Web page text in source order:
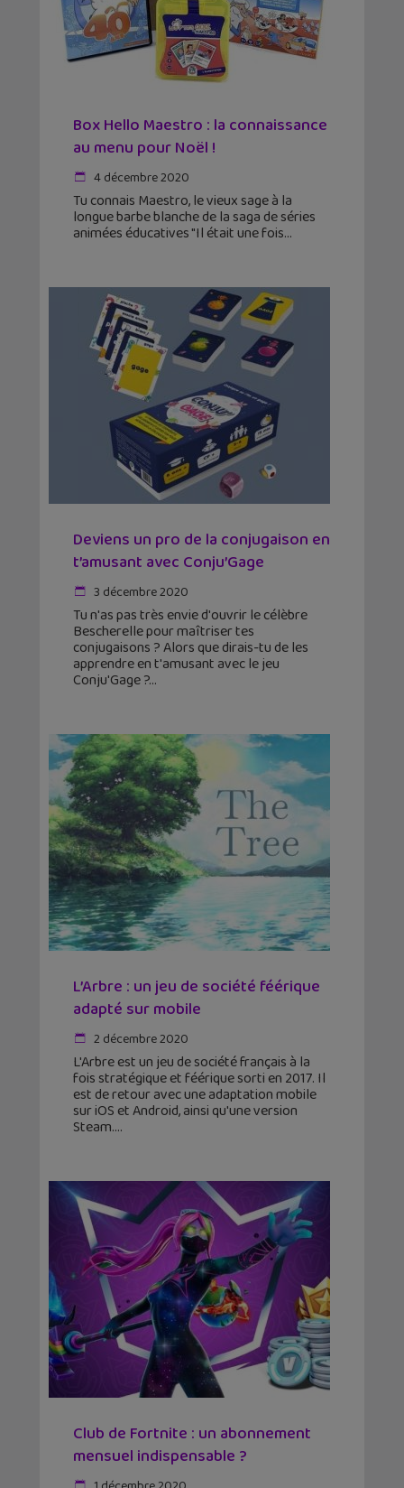
Box Hello Maestro : la connaissance
au menu pour Noël !
4 décembre 2020
Tu connais Maestro, le vieux sage à la
longue barbe blanche de la saga de séries
animées éducatives "Il était une fois
Deviens un pro de la conjugaison en
t’amusant avec Conju’Gage
3 décembre 2020
Tu n'as pas très envie d'ouvrir le célèbre
Bescherelle pour maîtriser tes
conjugaisons ? Alors que dirais-tu de les
apprendre en t'amusant avec le jeu
Conju'Gage ?
L’Arbre : un jeu de société féérique
adapté sur mobile
2 décembre 2020
L'Arbre est un jeu de société français à la
fois stratégique et féérique sorti en 2017. Il
est de retour avec une adaptation mobile
sur iOS et Android, ainsi qu'une version
Steam.
Club de Fortnite : un abonnement
mensuel indispensable ?